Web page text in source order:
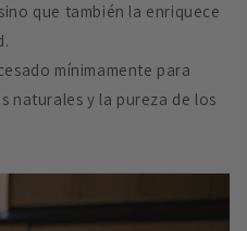
que también la enriquece
mínimamente para
naturales y la pureza de los